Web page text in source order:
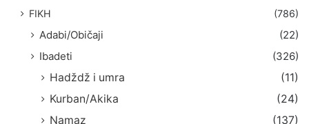
FIKH (786)
Adabi/Običaji
(22)
Ibadeti
(326)
Hadždž i umra
(11)
Kurban/Akika
(24)
Namaz
(137)